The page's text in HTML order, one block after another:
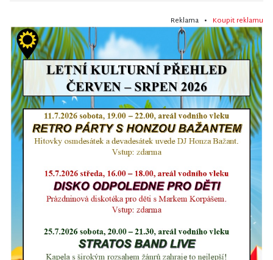
Reklama • Koupit reklamu